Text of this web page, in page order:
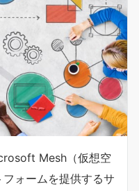
Mesh（仮想空
ォームを提供するサ